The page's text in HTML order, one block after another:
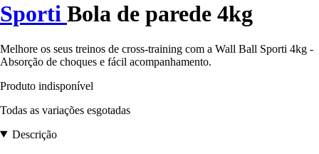
Sporti Bola de parede 4kg
Melhore os seus treinos de cross-training com a Wall Ball Sporti 4kg -
Absorção de choques e fácil acompanhamento.
Produto indisponível
Todas as variações esgotadas
Descrição